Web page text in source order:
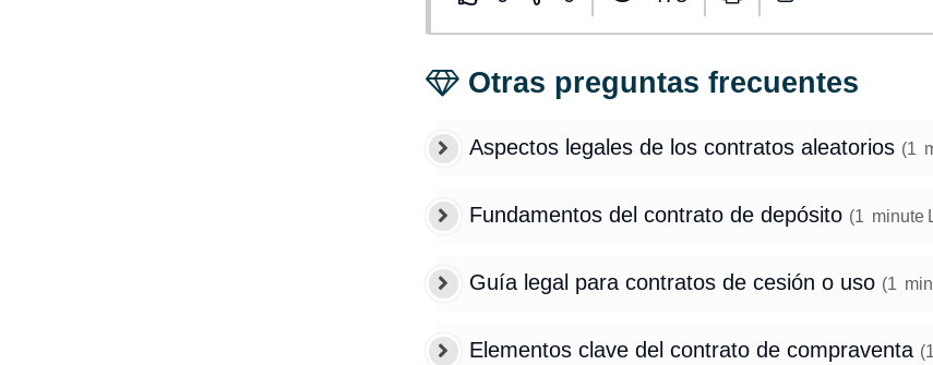
Otras preguntas frecuentes
Aspectos legales de los contratos aleatorios (1
Fundamentos del contrato de depósito (1 minute
Guía legal para contratos de cesión o uso (1
Elementos clave del contrato de compraventa (1